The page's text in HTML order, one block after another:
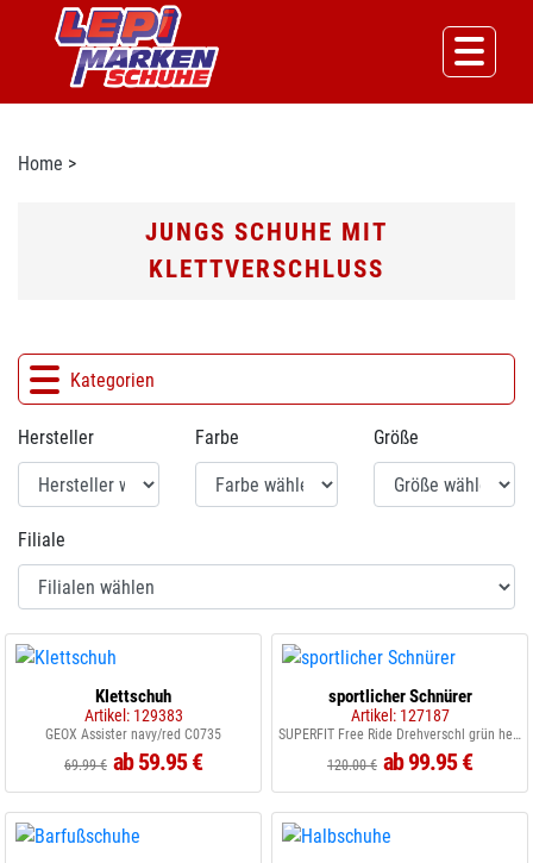
Home >
JUNGS SCHUHE MIT
KLETTVERSCHLUSS
Kategorien
Hersteller Farbe Größe
Filiale
Klettschuh
Artikel: 129383
GEOX Assister navy/red C0735
69.99 € ab 59.95 €
sportlicher Schnürer
Artikel: 127187
SUPERFIT Free Ride Drehverschl grün hellgrün
120.00 € ab 99.95 €